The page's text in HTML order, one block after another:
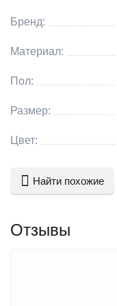
Бренд:
Материал:
Пол:
Размер:
Цвет:
Найти похожие
Отзывы